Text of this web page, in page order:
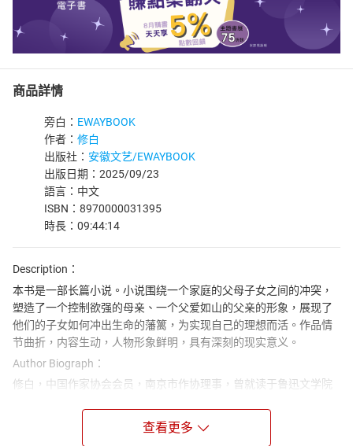
商品詳情
旁白： EWAYBOOK
作者： 修白
出版社： 安徽文艺/EWAYBOOK
出版日期：2025/09/23
語言：中文
ISBN：8970000031395
時長：09:44:14
Description：
本书是一部长篇小说。小说围绕一个家庭的父母子女之间的冲突，
塑造了一个控制欲强的母亲、一个父爱如山的父亲的形象，展现了
他们的子女如何冲出生命的藩篱，为实现自己的理想而活。作品情
节曲折，内容生动，人物形象鲜明，具有深刻的现实意义。
Author Biograph：
修白，中国作家协会会员，南京市作协理事，曾就读于鲁迅文学院
等刊物发表超二百万字作品。著有《金川河》等长篇小说，长篇纪
实文学《天年》及多部小说集。其同名小说改编电影曾入围国际电
查看更多